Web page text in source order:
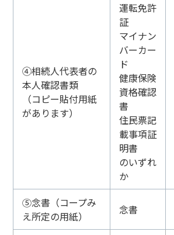
④相続人代表者の
本人確認書類
（コピー貼付用紙
があります）
運転免許
証
マイナン
バーカー
ド
健康保険
資格確認
書
住民票記
載事項証
明書
のいずれ
か
⑤念書（コープみ
え所定の用紙）
念書